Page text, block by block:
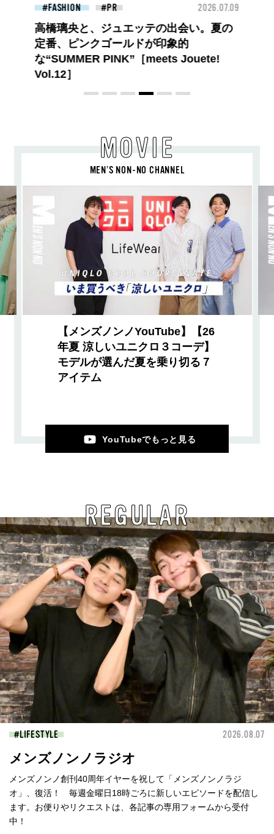
FASHION 2026.07.09
【PRADA × NI-KI(ENHYPEN)】時をかけ
る、ニューモード
MOVIE
MEN’S NON-NO CHANNEL
【メンズノンノYouTube】【26
年夏 涼しいユニクロ３コーデ】
モデルが選んだ夏を乗り切る７
アイテム
YouTubeでもっと見る
REGULAR
LIFESTYLE 2026.08.07
メンズノンノラジオ
メンズノンノ創刊40周年イヤーを祝して「メンズノンノラジ
オ」、復活！ 毎週金曜日18時ごろに新しいエピソードを配信し
ます。お便りやリクエストは、各記事の専用フォームから受付
中！